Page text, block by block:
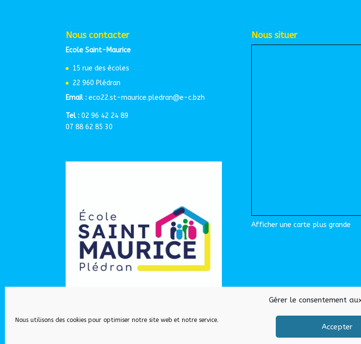
Gérer le consentement
Nous utilisons des cookies pour optimiser notre site web et notre service.
Accepter
Nous contacter
Ecole Saint-Maurice
15 rue des écoles
22 960 Plédran
Email : eco22.st-maurice.pledran@e-c.bzh
Tel : 02 96 42 24 89
07 88 62 85 30
Nous situer
Afficher une carte plus grande